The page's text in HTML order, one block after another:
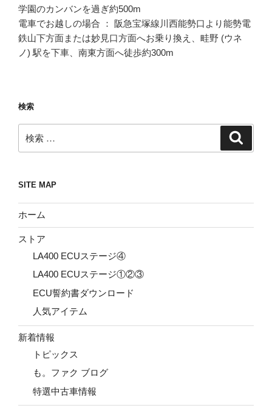
学園のカンバンを過ぎ約500m
電車でお越しの場合 ： 阪急宝塚線川西能勢口より能勢電
鉄山下方面または妙見口方面へお乗り換え、畦野 (ウネ
ノ) 駅を下車、南東方面へ徒歩約300m
検索
索:
SITE MAP
ホーム
ストア
LA400 ECUステージ④
LA400 ECUステージ①②③
ECU誓約書ダウンロード
人気アイテム
新着情報
トピックス
も。ファク ブログ
特選中古車情報